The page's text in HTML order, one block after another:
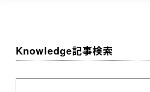
Knowledge記事検索